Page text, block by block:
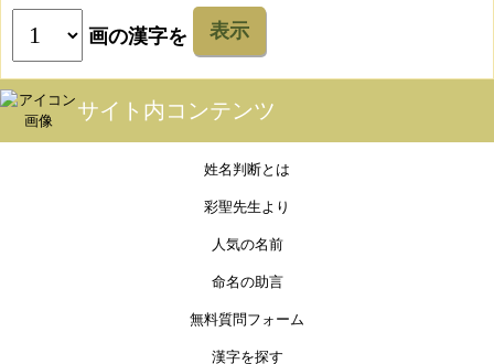
画の漢字を 表示
サイト内コンテンツ
姓名判断とは
彩聖先生より
人気の名前
命名の助言
無料質問フォーム
漢字を探す